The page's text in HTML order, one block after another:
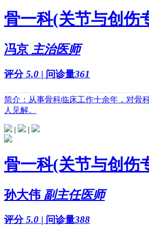
骨一科(关节与创伤
冯京 主治医师
评分5.0 | 问诊量361
简介：从事骨科临床工作十余年，对骨
人见解。
| |
骨一科(关节与创伤
孙大伟 副主任医师
评分5.0 | 问诊量388